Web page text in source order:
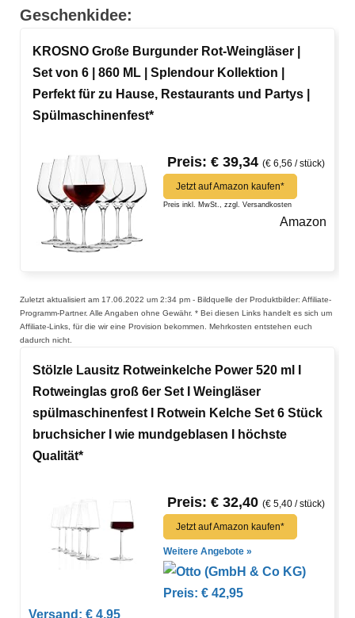
Geschenkidee:
KROSNO Große Burgunder Rot-Weingläser |
Set von 6 | 860 ML | Splendour Kollektion |
Perfekt für zu Hause, Restaurants und Partys |
Spülmaschinenfest*
Preis: € 39,34 (€ 6,56 / stück)
Jetzt auf Amazon kaufen*
Preis inkl. MwSt., zzgl. Versandkosten
Amazon
Zuletzt aktualisiert am 17.06.2022 um 2:34 pm - Bildquelle der Produktbilder: Affiliate-
Programm-Partner. Alle Angaben ohne Gewähr. * Bei diesen Links handelt es sich um
Affiliate-Links, für die wir eine Provision bekommen. Mehrkosten entstehen euch
dadurch nicht.
Stölzle Lausitz Rotweinkelche Power 520 ml I
Rotweinglas groß 6er Set I Weingläser
spülmaschinenfest I Rotwein Kelche Set 6 Stück
bruchsicher I wie mundgeblasen I höchste
Qualität*
Preis: € 32,40 (€ 5,40 / stück)
Jetzt auf Amazon kaufen*
Weitere Angebote »
Preis: € 42,95
Versand: € 4,95